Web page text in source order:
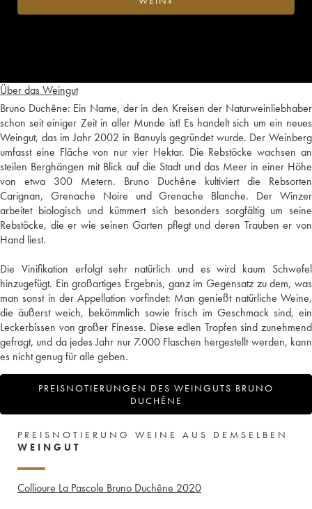
Über das Weingut
Bruno Duchêne: Ein Name, der in den Kreisen der Naturweinliebhaber
schon seit einiger Zeit in aller Munde ist! Es handelt sich um ein neues
Weingut, das im Jahr 2002 in Banuyls gegründet wurde. Der Weinberg
umfasst eine Fläche von nur vier Hektar. Die Rebstöcke wachsen an
steilen Berghängen mit Blick auf die Stadt und das Meer in einer Höhe
von etwa 300 Metern. Bruno Duchêne kultiviert die Rebsorten
Carignan, Grenache Noire und Grenache Blanche. Der Winzer
arbeitet biologisch und kümmert sich besonders sorgfältig um seine
Rebstöcke, die er wie seinen Garten pflegt und deren Trauben er von
Hand liest.
Die Vinifikation erfolgt sehr natürlich und es wird kaum Schwefel
hinzugefügt. Ein großartiges Ergebnis, ganz im Gegensatz zu dem, was
man sonst in der Appellation vorfindet: Man genießt natürliche Weine,
die äußerst weich, bekömmlich sowie frisch im Geschmack sind, ein
Leckerbissen von großer Finesse. Diese edlen Tropfen sind zunehmend
gefragt, und da jedes Jahr nur 7.000 Flaschen hergestellt werden, kann
es nicht genug für alle geben.
PREISNOTIERUNGEN DES WEINGUTS BRUNO
DUCHÊNE
PREISNOTIERUNG WEINE AUS DEMSELBEN
WEINGUT
Collioure La Pascole Bruno Duchêne 2020